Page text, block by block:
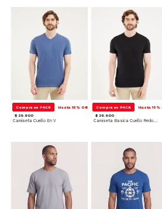
Compra en PACK Hasta 15% Off
$ 29.900
Camiseta Cuello En V
Compra en PACK Hasta 15%
$ 29.900
Camiseta Basica Cuello Redondo